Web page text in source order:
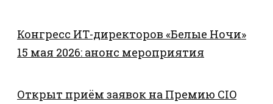
Конгресс ИТ-директоров «Белые Ночи»
15 мая 2026: анонс мероприятия
Открыт приём заявок на Премию CIO